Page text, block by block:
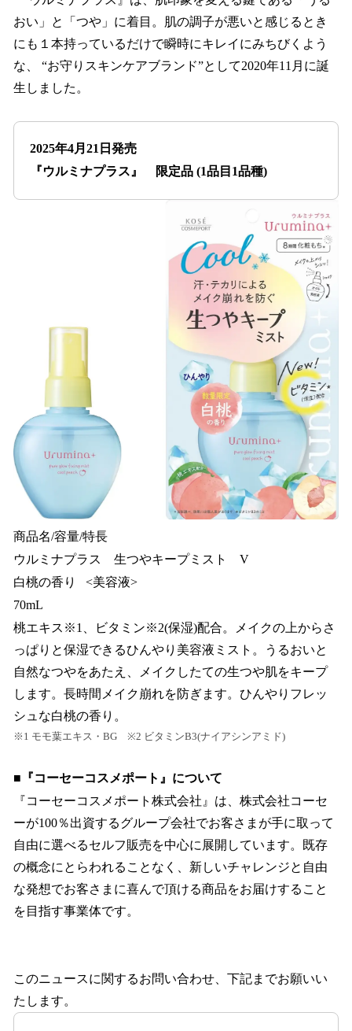
おい」と「つや」に着目。肌の調子が悪いと感じるとき
にも１本持っているだけで瞬時にキレイにみちびくよう
な、 “お守りスキンケアブランド”として2020年11月に誕
生しました。
2025年4月21日発売
『ウルミナプラス』 限定品 (1品目1品種)
商品名/容量/特長
ウルミナプラス 生つやキープミスト V
白桃の香り <美容液>
70mL
桃エキス※1、ビタミン※2(保湿)配合。メイクの上からさ
っぱりと保湿できるひんやり美容液ミスト。うるおいと
自然なつやをあたえ、メイクしたての生つや肌をキープ
します。長時間メイク崩れを防ぎます。ひんやりフレッ
シュな白桃の香り。
※1 モモ葉エキス・BG ※2 ビタミンB3(ナイアシンアミド)
■『コーセーコスメポート』について
『コーセーコスメポート株式会社』は、株式会社コーセ
ーが100％出資するグループ会社でお客さまが手に取って
自由に選べるセルフ販売を中心に展開しています。既存
の概念にとらわれることなく、新しいチャレンジと自由
な発想でお客さまに喜んで頂ける商品をお届けすること
を目指す事業体です。
このニュースに関するお問い合わせ、下記までお願いい
たします。